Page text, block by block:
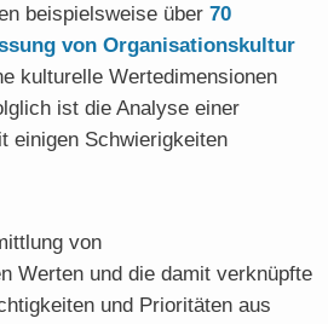
beispielsweise über 70
von Organisationskultur
kulturelle Wertedimensionen
ist die Analyse einer
einigen Schwierigkeiten
von
Werten und die damit verknüpfte
und Prioritäten aus